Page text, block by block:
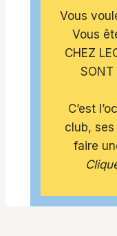
Vous
Vous
CHEZ
SONT
C’est
club,
faire